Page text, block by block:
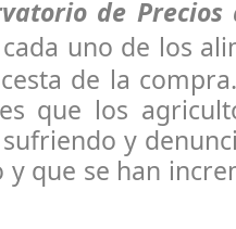
de
uno de los
de la
que los
y
que se han